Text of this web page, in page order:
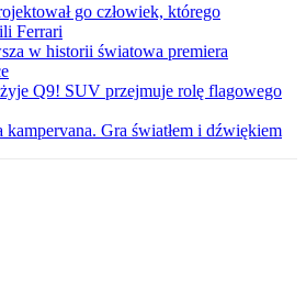
go człowiek, którego
Ferrari
w historii światowa premiera
Q9! SUV przejmuje rolę flagowego
kampervana. Gra światłem i dźwiękiem